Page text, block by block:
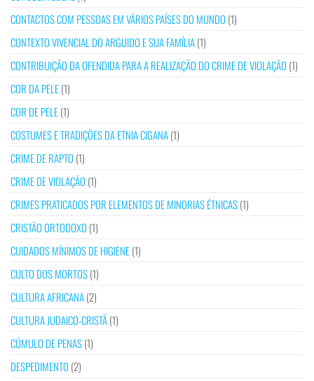
CONTACTOS COM PESSOAS EM VÁRIOS PAÍSES DO MUNDO (1)
CONTEXTO VIVENCIAL DO ARGUIDO E SUA FAMÍLIA(1)
CONTRIBUIÇÃO DA OFENDIDA PARA A REALIZAÇÃO DO CRIME DE VIOLAÇÃO (1)
COR DA PELE(1)
COR DE PELE(1)
COSTUMES E TRADIÇÕES DA ETNIA CIGANA(1)
CRIME DE RAPTO (1)
CRIME DE VIOLAÇÃO (1)
CRIMES PRATICADOS POR ELEMENTOS DE MINORIAS ÉTNICAS(1)
CRISTÃO ORTODOXO (1)
CUIDADOS MÍNIMOS DE HIGIENE(1)
CULTO DOS MORTOS(1)
CULTURA AFRICANA(2)
CULTURA JUDAICO-CRISTÃ(1)
CÚMULO DE PENAS(1)
DESPEDIMENTO (2)